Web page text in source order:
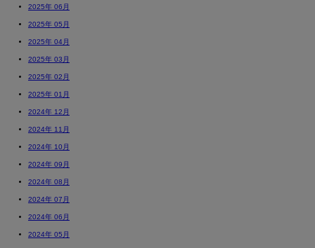
2025年 06月
2025年 05月
2025年 04月
2025年 03月
2025年 02月
2025年 01月
2024年 12月
2024年 11月
2024年 10月
2024年 09月
2024年 08月
2024年 07月
2024年 06月
2024年 05月